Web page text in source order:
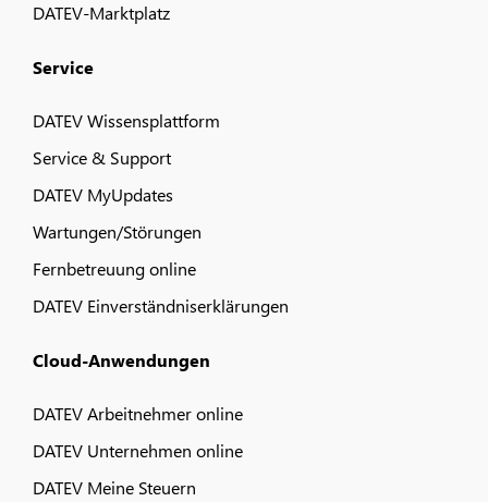
DATEV-Marktplatz
Service
DATEV Wissensplattform
Service & Support
DATEV MyUpdates
Wartungen/Störungen
Fernbetreuung online
DATEV Einverständniserklärungen
Cloud-Anwendungen
DATEV Arbeitnehmer online
DATEV Unternehmen online
DATEV Meine Steuern